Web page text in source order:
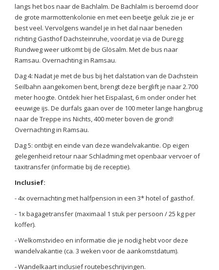
langs het bos naar de Bachlalm. De Bachlalm is beroemd door
de grote marmottenkolonie en met een beetje geluk zie je er
best veel. Vervolgens wandel je in het dal naar beneden
richting Gasthof Dachsteinruhe, voordat je via de Duregg
Rundweg weer uitkomt bij de Glösalm. Met de bus naar
Ramsau. Overnachting in Ramsau.
Dag 4: Nadat je met de bus bij het dalstation van de Dachstein
Seilbahn aangekomen bent, brengt deze berglift je naar 2.700
meter hoogte. Ontdek hier het Eispalast, 6 m onder onder het
eeuwige ijs. De durfals gaan over de 100 meter lange hangbrug
naar de Treppe ins Nichts, 400 meter boven de grond!
Overnachting in Ramsau.
Dag 5: ontbijt en einde van deze wandelvakantie. Op eigen
gelegenheid retour naar Schladming met openbaar vervoer of
taxitransfer (informatie bij de receptie).
Inclusief:
- 4x overnachting met halfpension in een 3* hotel of gasthof.
- 1x bagagetransfer (maximaal 1 stuk per persoon / 25 kg per
koffer).
- Welkomstvideo en informatie die je nodig hebt voor deze
wandelvakantie (ca. 3 weken voor de aankomstdatum).
- Wandelkaart inclusief routebeschrijvingen.